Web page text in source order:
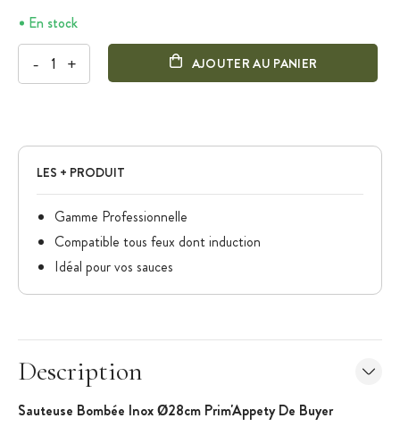
En stock
- + AJOUTER AU PANIER
LES + PRODUIT
Gamme Professionnelle
Compatible tous feux dont induction
Idéal pour vos sauces
Description
Sauteuse Bombée Inox Ø28cm Prim'Appety De Buyer